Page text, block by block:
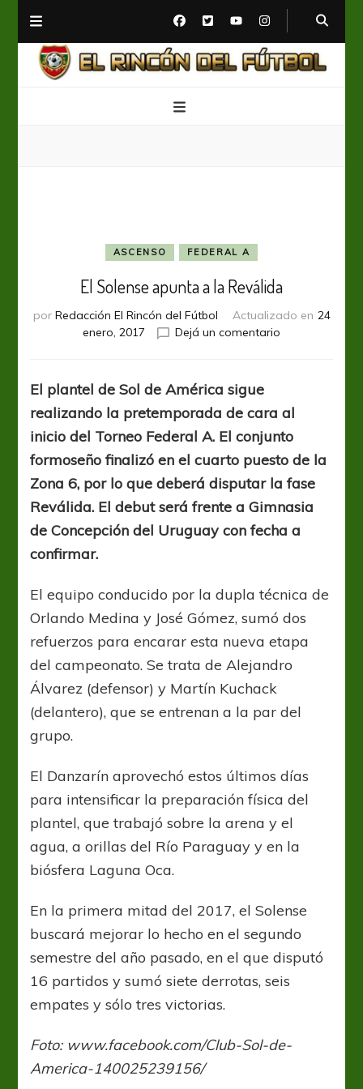
ASCENSO FEDERAL A
El Solense apunta a la Reválida
por Redacción El Rincón del Fútbol Actualizado en 24
enero, 2017
Dejá un comentario
la
Reválida
El plantel de Sol de América sigue
realizando la pretemporada de cara al
inicio del Torneo Federal A. El conjunto
formoseño finalizó en el cuarto puesto de la
Zona 6, por lo que deberá disputar la fase
Reválida. El debut será frente a Gimnasia
de Concepción del Uruguay con fecha a
confirmar.
El equipo conducido por la dupla técnica de
Orlando Medina y José Gómez, sumó dos
refuerzos para encarar esta nueva etapa
del campeonato. Se trata de Alejandro
Álvarez (defensor) y Martín Kuchack
(delantero), que se entrenan a la par del
grupo.
El Danzarín aprovechó estos últimos días
para intensificar la preparación física del
plantel, que trabajó sobre la arena y el
agua, a orillas del Río Paraguay y en la
biósfera Laguna Oca.
En la primera mitad del 2017, el Solense
buscará mejorar lo hecho en el segundo
semestre del año pasado, en el que disputó
16 partidos y sumó siete derrotas, seis
empates y sólo tres victorias.
Foto: www.facebook.com/Club-Sol-de-
America-140025239156/